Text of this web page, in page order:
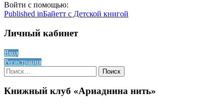
Войти с помощью:
Навигация
по
Published inБайетт с Детской книгой
Личный кабинет
Вход
Регистрация
Найти:
Книжный клуб «Ариаднина нить»